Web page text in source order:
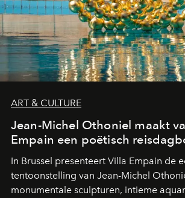
ART & CULTURE
Jean-Michel Othoniel maakt
Empain een poëtisch
In Brussel presenteert Villa Empain de
tentoonstelling van Jean-Michel
monumentale sculpturen, intieme